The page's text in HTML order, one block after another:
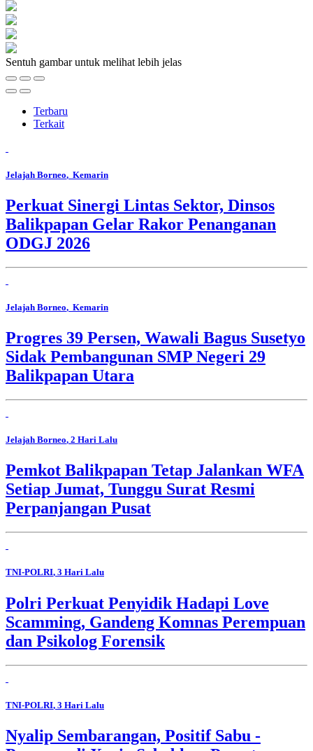
Sentuh gambar untuk melihat lebih jelas
Terbaru
Terkait
Jelajah Borneo, Kemarin
Perkuat Sinergi Lintas Sektor, Dinsos
Balikpapan Gelar Rakor Penanganan
ODGJ 2026
Jelajah Borneo, Kemarin
Progres 39 Persen, Wawali Bagus Susetyo
Sidak Pembangunan SMP Negeri 29
Balikpapan Utara
Jelajah Borneo, 2 Hari Lalu
Pemkot Balikpapan Tetap Jalankan WFA
Setiap Jumat, Tunggu Surat Resmi
Perpanjangan Pusat
TNI-POLRI, 3 Hari Lalu
Polri Perkuat Penyidik Hadapi Love
Scamming, Gandeng Komnas Perempuan
dan Psikolog Forensik
TNI-POLRI, 3 Hari Lalu
Nyalip Sembarangan, Positif Sabu -